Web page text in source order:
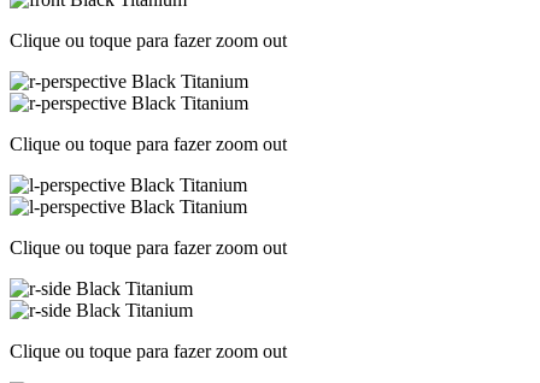
Clique ou toque para fazer zoom out
Clique ou toque para fazer zoom out
Clique ou toque para fazer zoom out
Clique ou toque para fazer zoom out